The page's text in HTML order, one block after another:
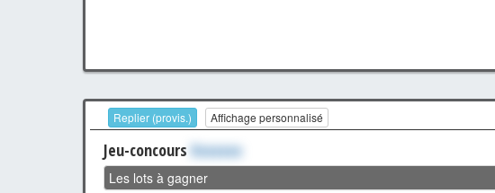
Replier (provis.) Affichage personnalisé
Jeu-concours Xxxxxxx
Les lots à gagner